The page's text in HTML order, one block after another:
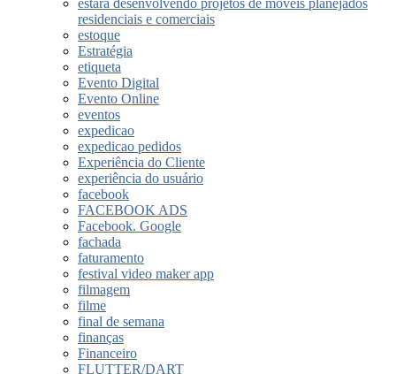
residenciais e comerciais
estoque
Estratégia
etiqueta
Evento Digital
Evento Online
eventos
expedicao
expedicao pedidos
Experiência do Cliente
experiência do usuário
facebook
FACEBOOK ADS
Facebook. Google
fachada
faturamento
festival video maker app
filmagem
filme
final de semana
finanças
Financeiro
FLUTTER/DART